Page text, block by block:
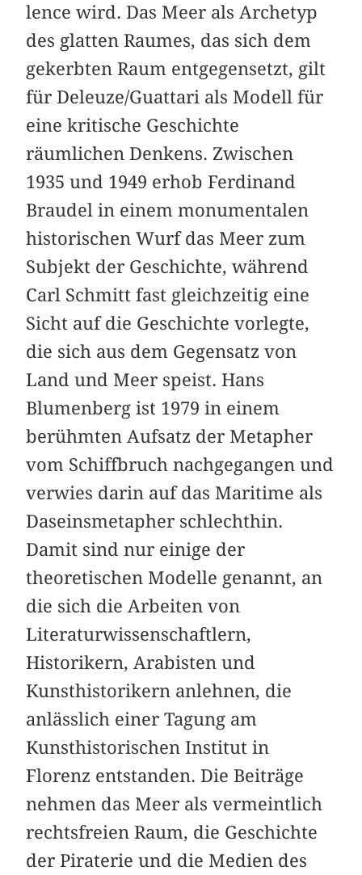
lence wird. Das Meer als Archetyp
des glatten Raumes, das sich dem
gekerbten Raum entgegensetzt, gilt
für Deleuze/Guattari als Modell für
eine kritische Geschichte
räumlichen Denkens. Zwischen
1935 und 1949 erhob Ferdinand
Braudel in einem monumentalen
historischen Wurf das Meer zum
Subjekt der Geschichte, während
Carl Schmitt fast gleichzeitig eine
Sicht auf die Geschichte vorlegte,
die sich aus dem Gegensatz von
Land und Meer speist. Hans
Blumenberg ist 1979 in einem
berühmten Aufsatz der Metapher
vom Schiffbruch nach­gegangen und
verwies darin auf das Maritime als
Daseinsmetapher schlechthin.
Damit sind nur einige der
theoretischen Modelle genannt, an
die sich die Arbeiten von
Literaturwissenschaftlern,
Historikern, Arabisten und
Kunsthistorikern anlehnen, die
anlässlich einer Tagung am
Kunsthistorischen Institut in
Florenz entstanden. Die Beiträge
nehmen das Meer als vermeintlich
rechtsfreien Raum, die Geschichte
der Piraterie und die Medien des